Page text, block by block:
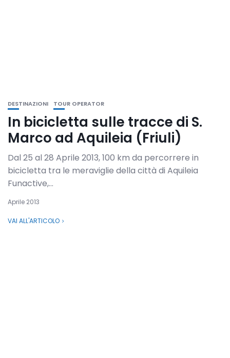
DESTINAZIONI TOUR OPERATOR
In bicicletta sulle tracce di S.
Marco ad Aquileia (Friuli)
Dal 25 al 28 Aprile 2013, 100 km da percorrere in
bicicletta tra le meraviglie della città di Aquileia
Funactive,...
Aprile 2013
VAI ALL'ARTICOLO